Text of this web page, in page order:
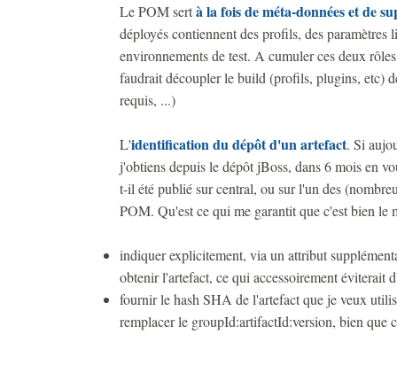
Le POM sertà la fois de méta-données et de
déployés contiennent des profils, des paramètres
environnements de test. A cumuler ces deux
faudrait découpler le build (profils, plugins, etc)
requis, ...)
L'identification du dépôt d'un artefact. Si
j'obtiens depuis le dépôt jBoss, dans 6 mois en
t-il été publié sur central, ou sur l'un des
POM. Qu'est ce qui me garantit que c'est bien le
indiquer explicitement, via un attribut
obtenir l'artefact, ce qui accessoirement éviterait
fournir le hash SHA de l'artefact que je veux
remplacer le groupId:artifactId:version, bien que